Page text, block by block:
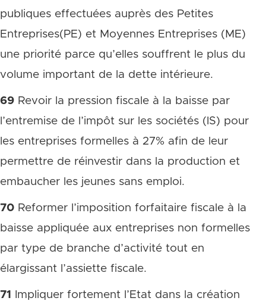
publiques effectuées auprès des Petites
Entreprises(PE) et Moyennes Entreprises (ME)
une priorité parce qu’elles souffrent le plus du
volume important de la dette intérieure.
69 Revoir la pression fiscale à la baisse par
l’entremise de l’impôt sur les sociétés (IS) pour
les entreprises formelles à 27% afin de leur
permettre de réinvestir dans la production et
embaucher les jeunes sans emploi.
70 Reformer l’imposition forfaitaire fiscale à la
baisse appliquée aux entreprises non formelles
par type de branche d’activité tout en
élargissant l’assiette fiscale.
71
Impliquer fortement l’Etat dans la création